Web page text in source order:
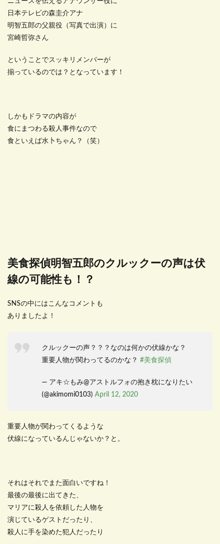
日本テレビの森圭介アナ
明智五郎の父親役（写真で出演）に
宮崎哲弥さん
ということでスッキリメンバーが
揃っているのでは？となっています！
しかもドラマの内容が
食にまつわる殺人事件なので
食といえば水卜ちゃん？（笑）
美食探偵明智五郎のクルックーの声は伏
線の可能性も！？
SNSの中にはこんなコメントも
ありましたよ！
クルックーの声？？？なのは何かの伏線かな？
重要人物が関わってるのかな？ #美食探偵
— アキ☆もみ@アストルフォの抱き枕になりたい
(@akimomi0103) April 12, 2020
重要人物が関わってくるような
伏線になっているんじゃないか？と。
それはそれでまた面白いですね！
最後の最後に出てきた、
マリアに殺人を依頼した人物を
演じているゲストだったり、
殺人に手を染めた犯人だったり